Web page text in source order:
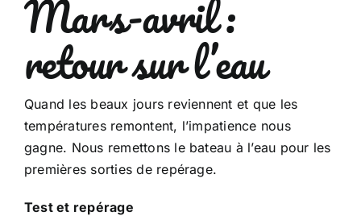
Mars-avril :
retour sur l’eau
Quand les beaux jours reviennent et que les
températures remontent, l’impatience nous
gagne. Nous remettons le bateau à l’eau pour les
premières sorties de repérage.
Test et repérage